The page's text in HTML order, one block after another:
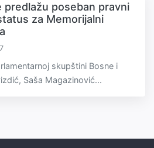
predlažu poseban pravni
za Memorijalni
skupštini Bosne i
Saša Magazinović...